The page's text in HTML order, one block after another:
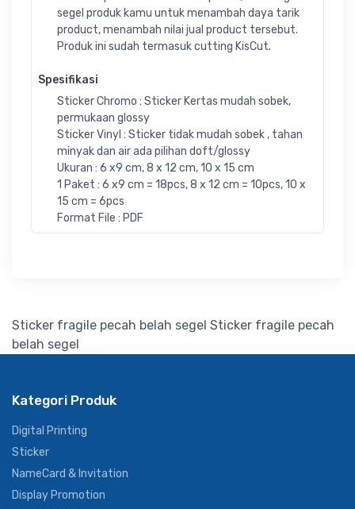
segel produk kamu untuk menambah daya tarik
product, menambah nilai jual product tersebut.
Produk ini sudah termasuk cutting KisCut.
Spesifikasi
Sticker Chromo : Sticker Kertas mudah sobek,
permukaan glossy
Sticker Vinyl : Sticker tidak mudah sobek , tahan
minyak dan air ada pilihan doft/glossy
Ukuran : 6 x9 cm, 8 x 12 cm, 10 x 15 cm
1 Paket : 6 x9 cm = 18pcs, 8 x 12 cm = 10pcs, 10 x
15 cm = 6pcs
Format File : PDF
Sticker fragile pecah belah segel Sticker fragile pecah
belah segel
Kategori Produk
Digital Printing
Sticker
NameCard & Invitation
Display Promotion